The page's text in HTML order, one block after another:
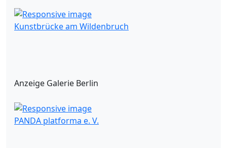
Kunstbrücke am Wildenbruch
Anzeige Galerie Berlin
PANDA platforma e. V.